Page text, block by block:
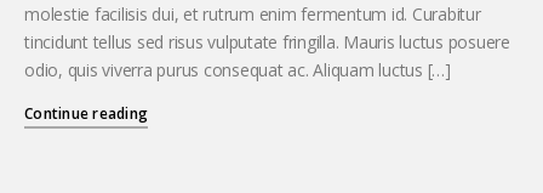
molestie facilisis dui, et rutrum enim fermentum id. Curabitur
tincidunt tellus sed risus vulputate fringilla. Mauris luctus posuere
odio, quis viverra purus consequat ac. Aliquam luctus […]
Continue reading